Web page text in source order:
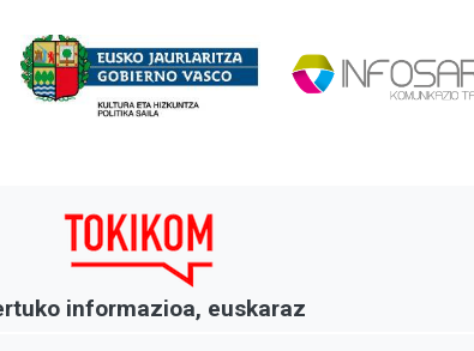
informazioa, euskaraz